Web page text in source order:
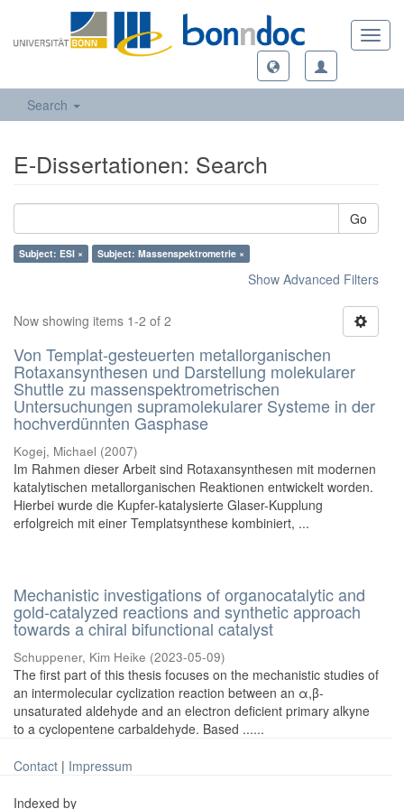
Search
E-Dissertationen: Search
Go
Subject: ESI × Subject: Massenspektrometrie ×
Show Advanced Filters
Now showing items 1-2 of 2
Von Templat-gesteuerten metallorganischen
Rotaxansynthesen und Darstellung molekularer
Shuttle zu massenspektrometrischen
Untersuchungen supramolekularer Systeme in der
hochverdünnten Gasphase
Kogej, Michael (2007)
Im Rahmen dieser Arbeit sind Rotaxansynthesen mit modernen
katalytischen metallorganischen Reaktionen entwickelt worden.
Hierbei wurde die Kupfer-katalysierte Glaser-Kupplung
erfolgreich mit einer Templatsynthese kombiniert, ...
Mechanistic investigations of organocatalytic and
gold-catalyzed reactions and synthetic approach
towards a chiral bifunctional catalyst
Schuppener, Kim Heike (2023-05-09)
The first part of this thesis focuses on the mechanistic studies of
an intermolecular cyclization reaction between an α,β-
unsaturated aldehyde and an electron deficient primary alkyne
to a cyclopentene carbaldehyde. Based ......
Contact | Impressum
Indexed by